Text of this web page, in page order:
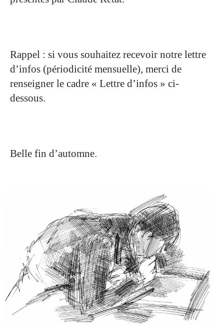
Rappel : si vous souhaitez recevoir notre lettre
d’infos (périodicité mensuelle), merci de
renseigner le cadre « Lettre d’infos » ci-
dessous.
Belle fin d’automne.